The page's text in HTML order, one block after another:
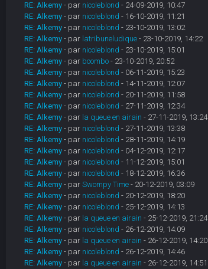
RE: Alkemy - par nicoleblond - 24-09-2019, 10:47
RE: Alkemy - par nicoleblond - 16-10-2019, 11:21
RE: Alkemy - par nicoleblond - 23-10-2019, 13:02
RE: Alkemy - par latribuneludique- 23-10-2019, 14:22
RE: Alkemy - par nicoleblond - 23-10-2019, 15:01
RE: Alkemy - par boombo- 23-10-2019, 20:52
RE: Alkemy - par nicoleblond - 06-11-2019, 15:23
RE: Alkemy - par nicoleblond - 14-11-2019, 12:07
RE: Alkemy - par nicoleblond - 20-11-2019, 11:58
RE: Alkemy - par nicoleblond - 27-11-2019, 12:34
RE: Alkemy - par la queue en airain - 27-11-2019, 13:24
RE: Alkemy - par nicoleblond - 27-11-2019, 13:38
RE: Alkemy - par nicoleblond - 28-11-2019, 14:19
RE: Alkemy - par nicoleblond - 04-12-2019, 12:17
RE: Alkemy - par nicoleblond - 11-12-2019, 15:01
RE: Alkemy - par nicoleblond - 18-12-2019, 16:36
RE: Alkemy - par Swompy Time- 20-12-2019, 03:09
RE: Alkemy - par nicoleblond - 20-12-2019, 18:20
RE: Alkemy - par nicoleblond - 25-12-2019, 14:13
RE: Alkemy - par la queue en airain - 25-12-2019, 21:24
RE: Alkemy - par nicoleblond - 26-12-2019, 14:09
RE: Alkemy - par la queue en airain - 26-12-2019, 14:20
RE: Alkemy - par nicoleblond - 26-12-2019, 14:46
RE: Alkemy - par la queue en airain - 26-12-2019, 14:51